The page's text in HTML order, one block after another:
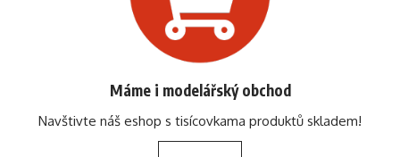
Máme i modelářský obchod
Navštivte náš eshop s tisícovkama produktů skladem!